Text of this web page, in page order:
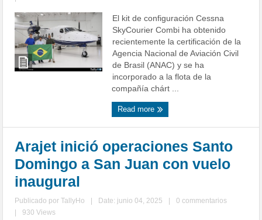
El kit de configuración Cessna
SkyCourier Combi ha obtenido
recientemente la certificación de la
Agencia Nacional de Aviación Civil
de Brasil (ANAC) y se ha
incorporado a la flota de la
compañía chárt ...
Read more
Arajet inició operaciones Santo
Domingo a San Juan con vuelo
inaugural
Publicado porTallyHo Date: junio 04, 2025
0 commentarios
930 Views